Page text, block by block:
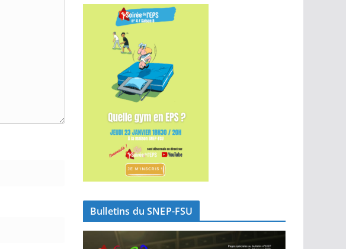
Bulletins du SNEP-FSU